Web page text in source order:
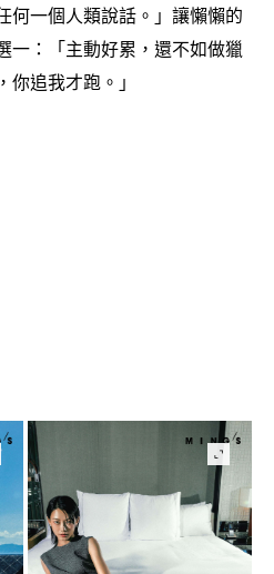
何一個人類說話。」讓懶懶的
一 ： 「主動好累 ， 還不如做獵
， 你追我才跑。」